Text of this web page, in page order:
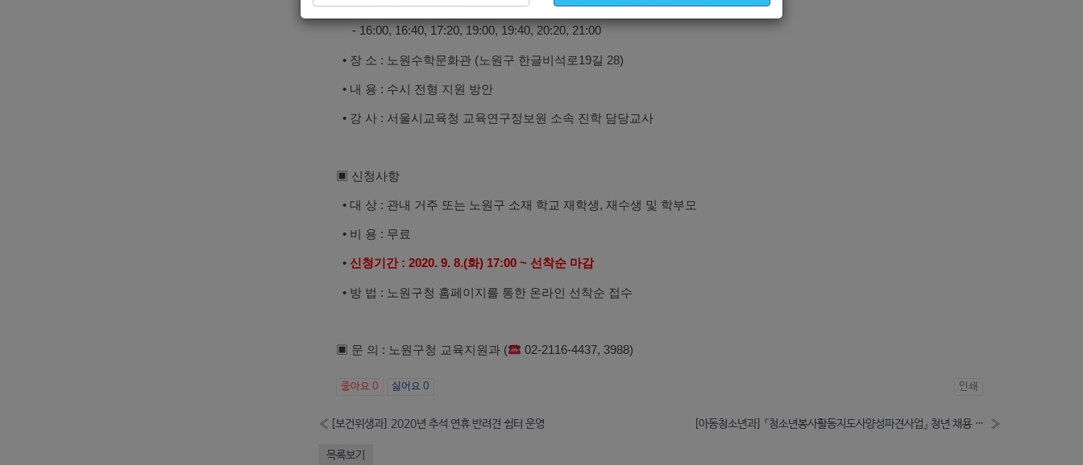
• 시 간 (회당 1명 40분 이내)
- 16:00, 16:40, 17:20, 19:00, 19:40, 20:20, 21:00
• 장 소 : 노원수학문화관 (노원구 한글비석로19길 28)
• 내 용 : 수시 전형 지원 방안
• 강 사 : 서울시교육청 교육연구정보원 소속 진학 담당교사
▣ 신청사항
• 대 상 : 관내 거주 또는 노원구 소재 학교 재학생, 재수생 및 학부모
• 비 용 : 무료
• 신청기간 : 2020. 9. 8.(화) 17:00 ~ 선착순 마감
• 방 법 : 노원구청 홈페이지를 통한 온라인 선착순 접수
▣ 문 의 : 노원구청 교육지원과 ( 02-2116-4437, 3988)
좋아요 0 싫어요 0 인쇄
« [보건위생과] 2020년 추석 연휴 반려견 쉼터 운영 [아동청소년과] 『청소년봉사활동지도사양성파견사업』 청년 채용 공고 안내 »
목록보기